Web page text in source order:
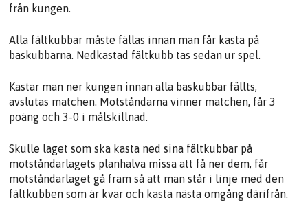
från kungen.
Alla fältkubbar måste fällas innan man får kasta på
baskubbarna. Nedkastad fältkubb tas sedan ur spel.
Kastar man ner kungen innan alla baskubbar fällts,
avslutas matchen. Motståndarna vinner matchen, får 3
poäng och 3-0 i målskillnad.
Skulle laget som ska kasta ned sina fältkubbar på
motståndarlagets planhalva missa att få ner dem, får
motståndarlaget gå fram så att man står i linje med den
fältkubben som är kvar och kasta nästa omgång därifrån.